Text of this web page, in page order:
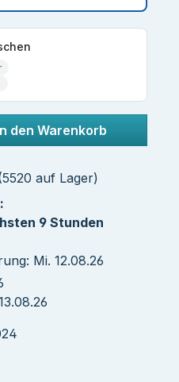
den Warenkorb
auf Lager)
9 Stunden
Mi. 12.08.26